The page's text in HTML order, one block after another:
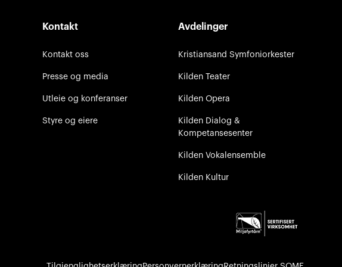
Kontakt
Kontakt oss
Presse og media
Utleie og konferanser
Styre og eiere
Avdelinger
Kristiansand Symfoniorkester
Kilden Teater
Kilden Opera
Kilden Dialog &
Kompetansesenter
Kilden Vokalensemble
Kilden Kultur